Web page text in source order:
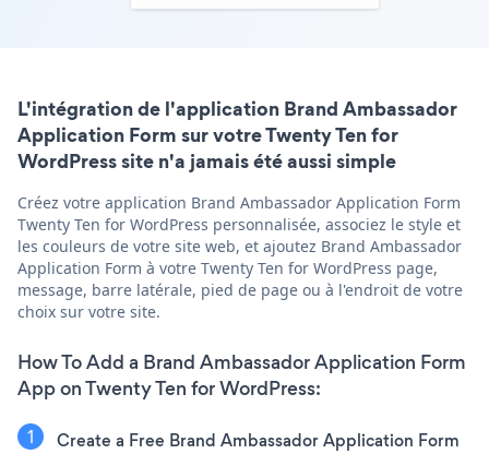
L'intégration de l'application Brand Ambassador
Application Form sur votre Twenty Ten for
WordPress site n'a jamais été aussi simple
Créez votre application Brand Ambassador Application Form
Twenty Ten for WordPress personnalisée, associez le style et
les couleurs de votre site web, et ajoutez Brand Ambassador
Application Form à votre Twenty Ten for WordPress page,
message, barre latérale, pied de page ou à l'endroit de votre
choix sur votre site.
How To Add a Brand Ambassador Application Form
App on Twenty Ten for WordPress:
Create a Free Brand Ambassador Application Form